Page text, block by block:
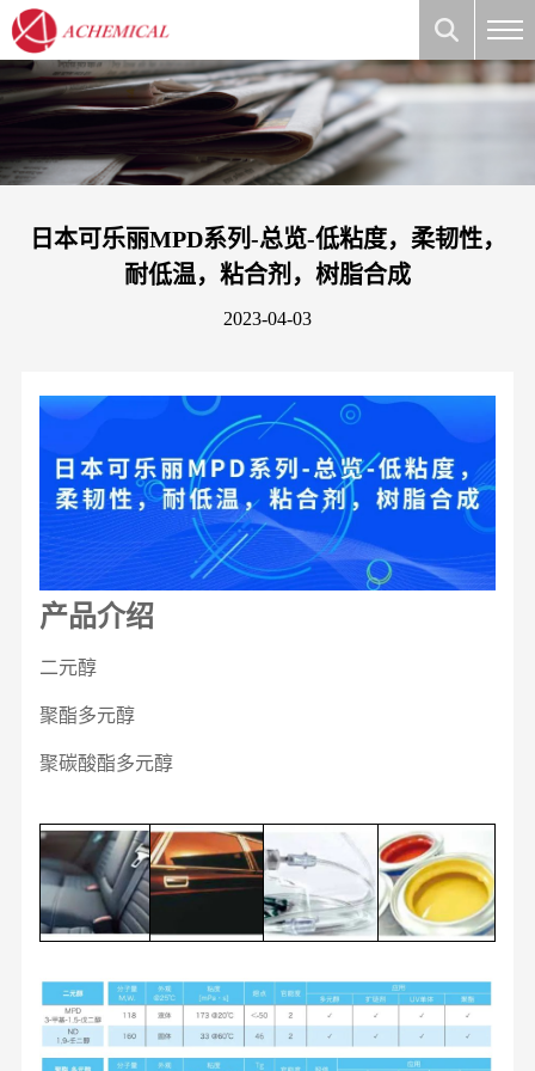
日本可乐丽MPD系列-总览-低粘度，柔韧性，
耐低温，粘合剂，树脂合成
2023-04-03
产品介绍
二元醇
聚酯多元醇
聚碳酸酯多元醇